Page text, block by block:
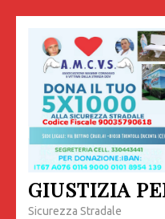
contenuto
(premi
invio)
GIUSTIZIA
Sicurezza Stradale